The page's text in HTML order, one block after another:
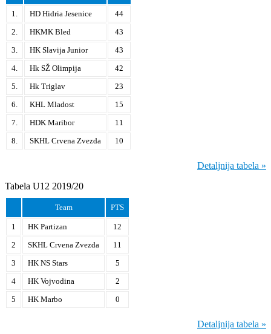
1. HD Hidria Jesenice
44
2.
HKMK Bled
43
3.
HK Slavija Junior
43
4.
Hk SŽ Olimpija
42
5.
Hk Triglav
23
6.
KHL Mladost
15
7.
HDK Maribor
11
8.
SKHL Crvena Zvezda 10
Detaljnija tabela »
Tabela U12 2019/20
Team PTS
1 HK Partizan
12
2
SKHL Crvena Zvezda
11
3
HK NS Stars
5
4
HK Vojvodina
2
5
HK Marbo 0
Detaljnija tabela »